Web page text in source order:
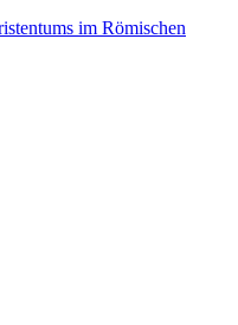
im Römischen